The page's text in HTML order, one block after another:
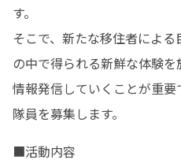
す。
そこで、新たな移住者によ
の中で得られる新鮮な体験
情報発信していくことが重
隊員を募集します。
■活動内容